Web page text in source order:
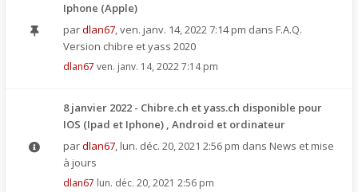
Iphone (Apple)
pardlan67,ven. janv. 14, 2022 7:14 pm dans F.A.Q.
Version chibre et yass 2020
dlan67 ven. janv. 14, 2022 7:14 pm
8 janvier 2022 - Chibre.ch et yass.ch disponible pour
IOS (Ipad et Iphone) , Android et ordinateur
pardlan67, lun. déc. 20, 2021 2:56 pm dans News et mise
à jours
dlan67 lun. déc. 20, 2021 2:56 pm